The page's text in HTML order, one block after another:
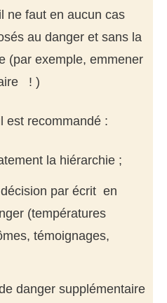
ne faut en aucun cas
au danger et sans la
(par exemple, emmener
! )
est recommandé :
la hiérarchie ;
par écrit en
(températures
témoignages,
danger supplémentaire